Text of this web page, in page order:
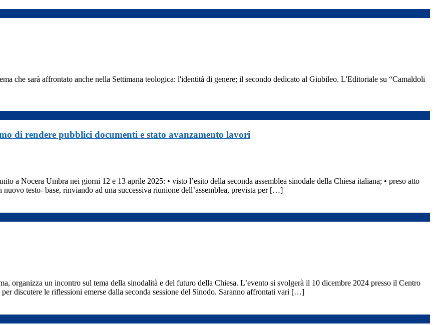
che sarà affrontato anche nella Settimana teologica: l'identità di genere; il secondo dedicato al Giubileo. L'Editoriale su “Camaldoli
di rendere pubblici documenti e stato avanzamento lavori
a Nocera Umbra nei giorni 12 e 13 aprile 2025: • visto l’esito della seconda assemblea sinodale della Chiesa italiana; • preso atto
testo- base, rinviando ad una successiva riunione dell’assemblea, prevista per […]
organizza un incontro sul tema della sinodalità e del futuro della Chiesa. L’evento si svolgerà il 10 dicembre 2024 presso il Centro
discutere le riflessioni emerse dalla seconda sessione del Sinodo. Saranno affrontati vari […]